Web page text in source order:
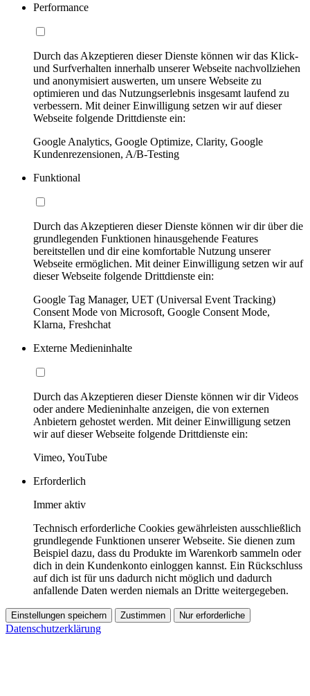
Performance
Durch das Akzeptieren dieser Dienste können wir das Klick-
und Surfverhalten innerhalb unserer Webseite nachvollziehen
und anonymisiert auswerten, um unsere Webseite zu
optimieren und das Nutzungserlebnis insgesamt laufend zu
verbessern. Mit deiner Einwilligung setzen wir auf dieser
Webseite folgende Drittdienste ein:
Google Analytics, Google Optimize, Clarity, Google
Kundenrezensionen, A/B-Testing
Funktional
Durch das Akzeptieren dieser Dienste können wir dir über die
grundlegenden Funktionen hinausgehende Features
bereitstellen und dir eine komfortable Nutzung unserer
Webseite ermöglichen. Mit deiner Einwilligung setzen wir auf
dieser Webseite folgende Drittdienste ein:
Google Tag Manager, UET (Universal Event Tracking)
Consent Mode von Microsoft, Google Consent Mode,
Klarna, Freshchat
Externe Medieninhalte
Durch das Akzeptieren dieser Dienste können wir dir Videos
oder andere Medieninhalte anzeigen, die von externen
Anbietern gehostet werden. Mit deiner Einwilligung setzen
wir auf dieser Webseite folgende Drittdienste ein:
Vimeo, YouTube
Erforderlich
Immer aktiv
Technisch erforderliche Cookies gewährleisten ausschließlich
grundlegende Funktionen unserer Webseite. Sie dienen zum
Beispiel dazu, dass du Produkte im Warenkorb sammeln oder
dich in dein Kundenkonto einloggen kannst. Ein Rückschluss
auf dich ist für uns dadurch nicht möglich und dadurch
anfallende Daten werden niemals an Dritte weitergegeben.
Einstellungen speichern Zustimmen Nur erforderliche
Datenschutzerklärung